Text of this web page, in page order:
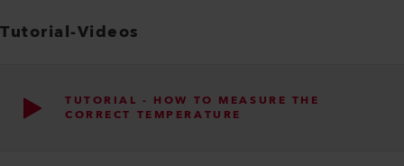
Tutorial-Videos
TUTORIAL - HOW TO MEASURE THE
CORRECT TEMPERATURE